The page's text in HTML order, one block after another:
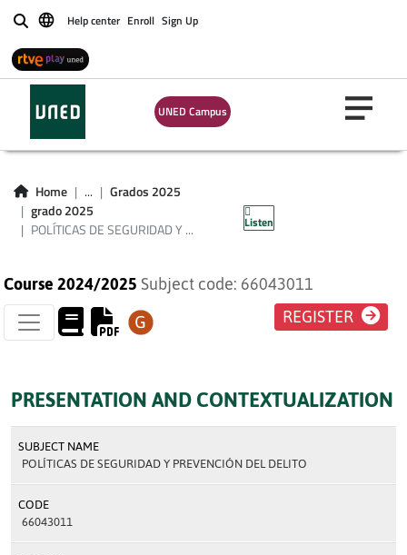
BuscarHelp center Enroll Sign Up
UNED Campus
Home ...
Grados 2025
grado 2025
POLÍTICAS DE SEGURIDAD Y ...
Listen
POLÍTICAS DE
SEGURIDAD Y
PREVENCIÓN DEL
DELITO
Course 2024/2025 Subject code: 66043011
REGISTER
PRESENTATION AND CONTEXTUALIZATION
SUBJECT NAME
POLÍTICAS DE SEGURIDAD Y PREVENCIÓN DEL DELITO
CODE
66043011